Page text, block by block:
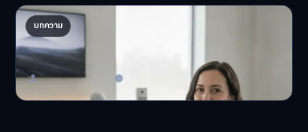
บทความ
AI จัดพอร์ตให้ปัง! เทรนด์ลงทุนยุคใหม่ ไม่ต้องเฝ้า
จอ
AI จัดพอร์ตให้ปัง! หมด…
Master Bussiness 23 มิถุนายน 2026